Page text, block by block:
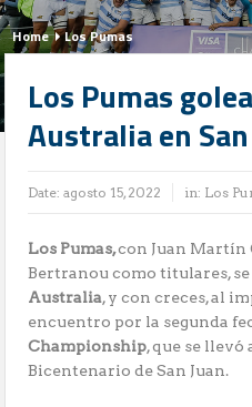
Home Los Pumas
Los Pumas
Australia en
Date:agosto 15, 2022 in: Los
Los Pumas,con Juan Martín
Bertranou como titulares,
Australia, y con creces, al
encuentro por la segunda
Championship, que se llevó
Bicentenario de San Juan.